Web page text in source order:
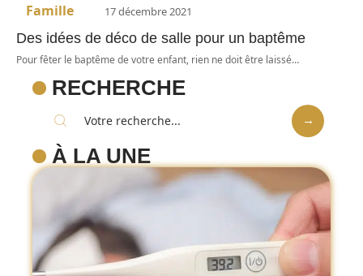
Famille 17 décembre 2021
Des idées de déco de salle pour un baptême
Pour fêter le baptême de votre enfant, rien ne doit être laissé…
RECHERCHE
À LA UNE